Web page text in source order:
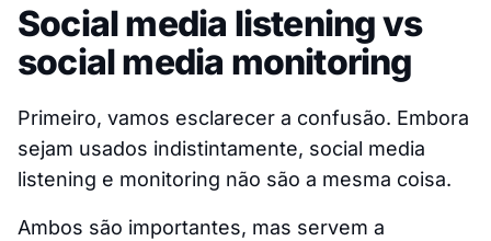
Social media listening vs
social media monitoring
Primeiro, vamos esclarecer a confusão. Embora
sejam usados indistintamente, social media
listening e monitoring não são a mesma coisa.
Ambos são importantes, mas servem a